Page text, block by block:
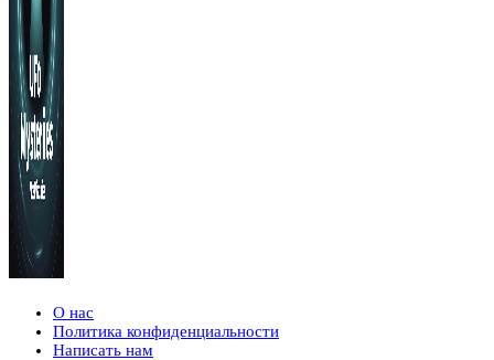
О нас
Политика конфиденциальности
Написать нам